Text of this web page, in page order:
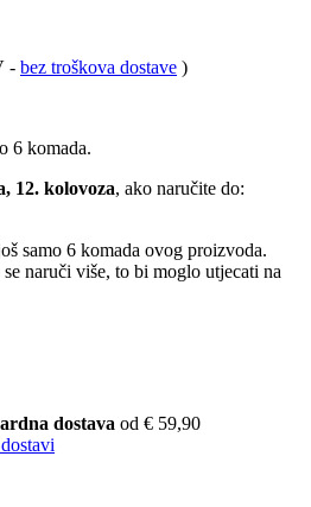
- bez troškova dostave )
6 komada.
12. kolovoza, ako naručite do:
samo 6 komada ovog proizvoda.
naruči više, to bi moglo utjecati na
dostava od € 59,90